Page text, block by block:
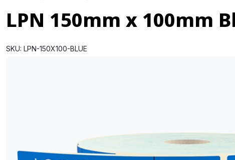
LPN 150mm x 100mm
SKU: LPN-150X100-BLUE